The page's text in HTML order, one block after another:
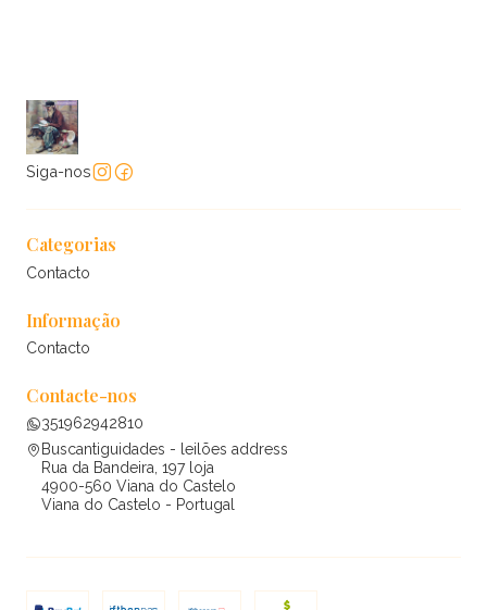
Siga-nos
Categorias
Contacto
Informação
Contacto
Contacte-nos
351962942810
Buscantiguidades - leilões address
Rua da Bandeira, 197 loja
4900-560 Viana do Castelo
Viana do Castelo - Portugal